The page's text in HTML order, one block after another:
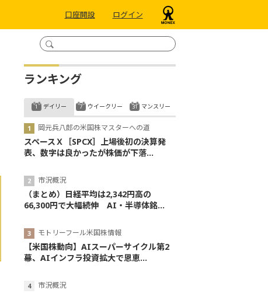
口座開設 ログイン
ランキング
デイリー
岡元兵八郎の米国株マスターへの道
スペースＸ［SPCX］上場後初の決算発
表、数字は良かったが株価が下落...
市況概況
（まとめ）日経平均は2,342円高の
66,300円で大幅続伸 AI・半導体銘...
モトリーフール米国株情報
【米国株動向】AIスーパーサイクル第2
幕、AIインフラ投資拡大で恩恵...
市況概況
ウイークリー マンスリー